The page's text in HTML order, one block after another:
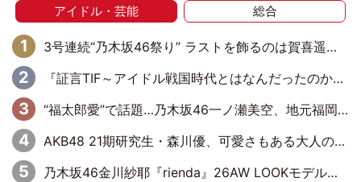
アイドル・芸能 総合
3号連続“乃木坂46祭り” ラストを飾るのは賀喜遥香…5年ぶりの登場に「5年分大人になった私を見ていただけたら」
『証言TIF～アイドル戦国時代とはなんだったのか～』第6回：でんぱ組.inc・古川未鈴×相沢梨紗「『ハロプロやりたかったな』って言ったら、夢眠ねむさんに『てめえはでんぱ組．incなんだよ！』って肩パンされて(笑)」
“福太郎愛”で話題…乃木坂46一ノ瀬美空、地元福岡『めんべい25周年トップサポーター』に就任
AKB48 21期研究生・森川優、可愛さもある大人の女性に
乃木坂46金川紗耶『rienda』26AW LOOKモデルに就任